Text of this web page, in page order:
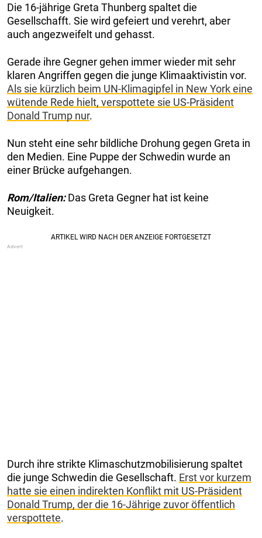
Die 16-jährige Greta Thunberg spaltet die
Gesellschafft. Sie wird gefeiert und verehrt, aber
auch angezweifelt und gehasst.
Gerade ihre Gegner gehen immer wieder mit sehr
klaren Angriffen gegen die junge Klimaaktivistin vor.
Als sie kürzlich beim UN-Klimagipfel in New York eine
wütende Rede hielt, verspottete sie US-Präsident
Donald Trump nur.
Nun steht eine sehr bildliche Drohung gegen Greta in
den Medien. Eine Puppe der Schwedin wurde an
einer Brücke aufgehangen.
Rom/Italien:Das Greta Gegner hat ist keine
Neuigkeit.
Durch ihre strikte Klimaschutzmobilisierung spaltet
die junge Schwedin die Gesellschaft. Erst vor kurzem
hatte sie einen indirekten Konflikt mit US-Präsident
Donald Trump, der die 16-Jährige zuvor öffentlich
verspottete.